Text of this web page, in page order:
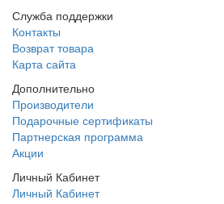
Служба поддержки
Контакты
Возврат товара
Карта сайта
Дополнительно
Производители
Подарочные сертификаты
Партнерская программа
Акции
Личный Кабинет
Личный Кабинет